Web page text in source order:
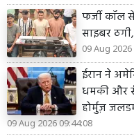
फर्जी कॉल
साइबर
09 Aug 2026
ईरान ने
धमकी और
होर्मुज़
09 Aug 2026 09:44:08